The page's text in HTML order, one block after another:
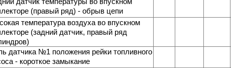
(правый ряд) - обрыв цепи
температура воздуха во впускном
(задний датчик, правый ряд
датчика №1 положения рейки топливного
- короткое замыкание